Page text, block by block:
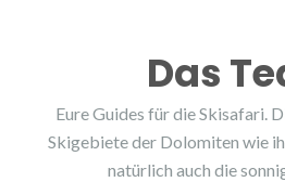
Das
Eure Guides für die Skisafari.
Skigebiete der Dolomiten wie
natürlich auch die